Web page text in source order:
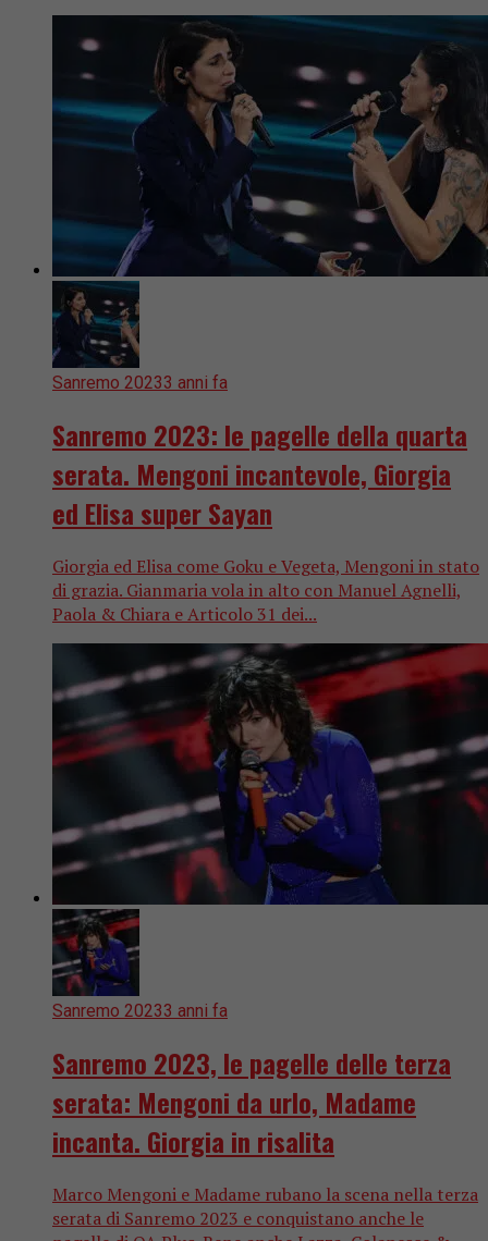
Sanremo 20233 anni fa
Sanremo 2023: le pagelle della quarta
serata. Mengoni incantevole, Giorgia
ed Elisa super Sayan
Giorgia ed Elisa come Goku e Vegeta, Mengoni in stato
di grazia. Gianmaria vola in alto con Manuel Agnelli,
Paola & Chiara e Articolo 31 dei...
Sanremo 20233 anni fa
Sanremo 2023, le pagelle delle terza
serata: Mengoni da urlo, Madame
incanta. Giorgia in risalita
Marco Mengoni e Madame rubano la scena nella terza
serata di Sanremo 2023 e conquistano anche le